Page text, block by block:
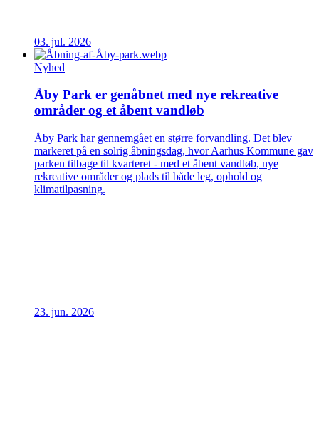
03. jul. 2026
Nyhed
Åby Park er genåbnet med nye rekreative
områder og et åbent vandløb
Åby Park har gennemgået en større forvandling. Det blev
markeret på en solrig åbningsdag, hvor Aarhus Kommune gav
parken tilbage til kvarteret - med et åbent vandløb, nye
rekreative områder og plads til både leg, ophold og
klimatilpasning.
23. jun. 2026